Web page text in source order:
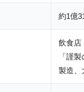
約1億
飲食店
「謹
製造、